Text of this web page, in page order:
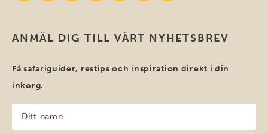
ANMÄL DIG TILL VÅRT NYHETSBREV
Få safariguider, restips och inspiration direkt i din
inkorg.
namn